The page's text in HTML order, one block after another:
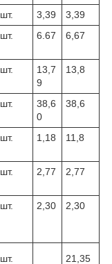
шт. 3,39
3,39
шт. 6.67 6,67
шт.
13,7
9
13,8
шт.
38,6
0
38,6
шт. 1,18 11,8
шт. 2,77 2,77
шт. 2,30 2,30
шт. 21,35